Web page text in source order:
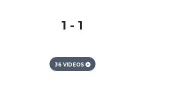
1 - 1
36 VIDEOS